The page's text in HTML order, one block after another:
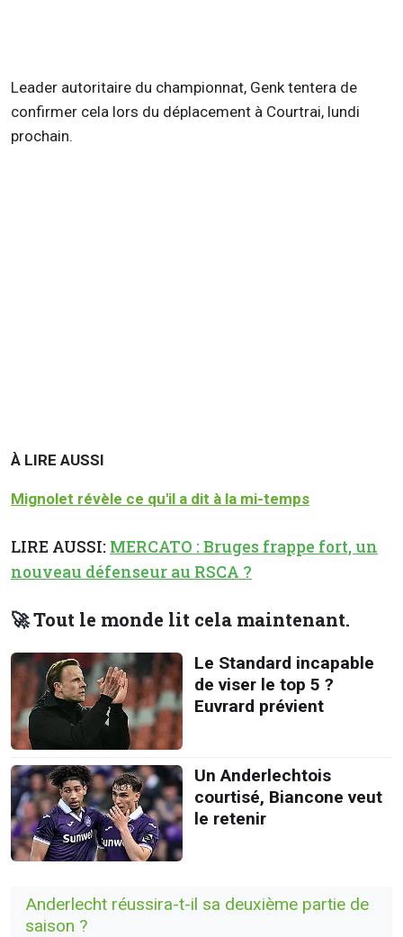
Leader autoritaire du championnat, Genk tentera de
confirmer cela lors du déplacement à Courtrai, lundi
prochain.
À LIRE AUSSI
Mignolet révèle ce qu'il a dit à la mi-temps
LIRE AUSSI: MERCATO : Bruges frappe fort, un
nouveau défenseur au RSCA ?
🚀 Tout le monde lit cela maintenant.
Le Standard incapable
de viser le top 5 ?
Euvrard prévient
Un Anderlechtois
courtisé, Biancone veut
le retenir
Anderlecht réussira-t-il sa deuxième partie de
saison ?